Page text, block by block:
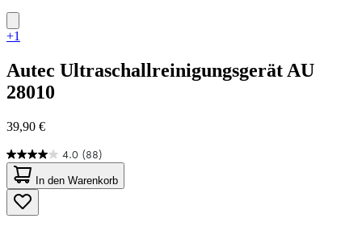
+1
Autec Ultraschallreinigungsgerät AU
28010
39,90 €
4.0 (88)
4.0
von
5
Sternen.
88
In den Warenkorb